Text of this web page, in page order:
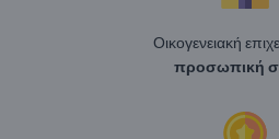
Οικογενειακή
προσωπική